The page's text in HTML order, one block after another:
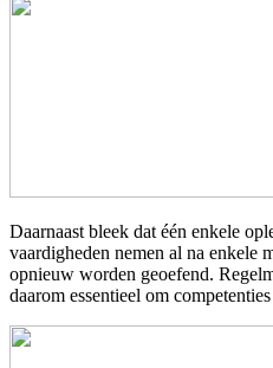
Daarnaast bleek dat één enkele
vaardigheden nemen al na enkele
opnieuw worden geoefend.
daarom essentieel om